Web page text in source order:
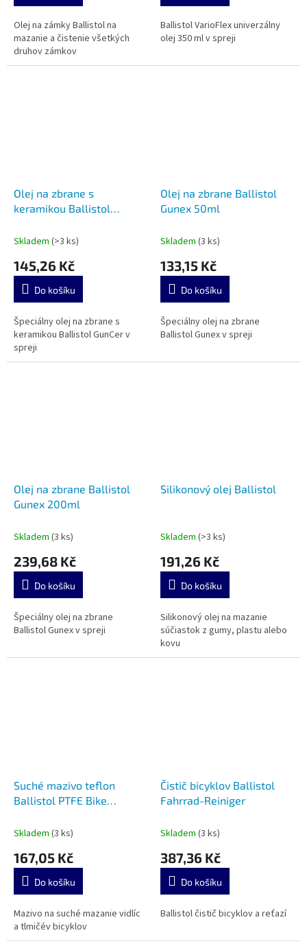
Olej na zámky Ballistol na
mazanie a čistenie všetkých
druhov zámkov
Ballistol VarioFlex univerzálny
olej 350 ml v spreji
Olej na zbrane s
keramikou Ballistol
Skladem (>3 ks)
145,26 Kč
Do košíku
Špeciálny olej na zbrane s
keramikou Ballistol GunCer v
spreji
Olej na zbrane Ballistol
Gunex 50ml
Skladem (3 ks)
133,15 Kč
Do košíku
Špeciálny olej na zbrane
Ballistol Gunex v spreji
Olej na zbrane Ballistol
Gunex 200ml
Skladem (3 ks)
239,68 Kč
Do košíku
Špeciálny olej na zbrane
Ballistol Gunex v spreji
Silikonový olej Ballistol
Skladem (>3 ks)
191,26 Kč
Do košíku
Silikonový olej na mazanie
súčiastok z gumy, plastu alebo
kovu
Suché mazivo teflon
Ballistol PTFE Bike
Skladem (3 ks)
167,05 Kč
Do košíku
Mazivo na suché mazanie vidlíc
a tlmičév bicyklov
Čistič bicyklov Ballistol
Fahrrad-Reiniger
Skladem (3 ks)
387,36 Kč
Do košíku
Ballistol čistič bicyklov a reťazí